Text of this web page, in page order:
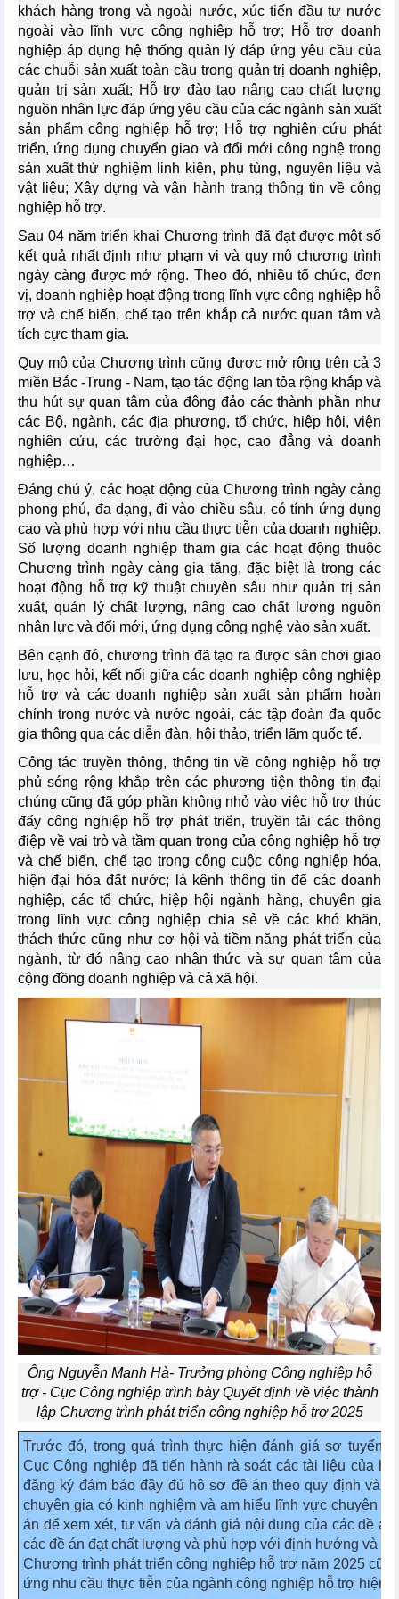
khách hàng trong và ngoài nước, xúc tiến đầu tư nước
ngoài vào lĩnh vực công nghiệp hỗ trợ; Hỗ trợ doanh
nghiệp áp dụng hệ thống quản lý đáp ứng yêu cầu của
các chuỗi sản xuất toàn cầu trong quản trị doanh nghiệp,
quản trị sản xuất; Hỗ trợ đào tạo nâng cao chất lượng
nguồn nhân lực đáp ứng yêu cầu của các ngành sản xuất
sản phẩm công nghiệp hỗ trợ; Hỗ trợ nghiên cứu phát
triển, ứng dụng chuyển giao và đổi mới công nghệ trong
sản xuất thử nghiệm linh kiện, phụ tùng, nguyên liệu và
vật liệu; Xây dựng và vận hành trang thông tin về công
nghiệp hỗ trợ.
Sau 04 năm triển khai Chương trình đã đạt được một số
kết quả nhất định như phạm vi và quy mô chương trình
ngày càng được mở rộng. Theo đó, nhiều tổ chức, đơn
vị, doanh nghiệp hoạt động trong lĩnh vực công nghiệp hỗ
trợ và chế biến, chế tạo trên khắp cả nước quan tâm và
tích cực tham gia.
Quy mô của Chương trình cũng được mở rộng trên cả 3
miền Bắc -Trung - Nam, tạo tác động lan tỏa rộng khắp và
thu hút sự quan tâm của đông đảo các thành phần như
các Bộ, ngành, các địa phương, tổ chức, hiệp hội, viện
nghiên cứu, các trường đại học, cao đẳng và doanh
nghiệp…
Đáng chú ý, các hoạt động của Chương trình ngày càng
phong phú, đa dạng, đi vào chiều sâu, có tính ứng dụng
cao và phù hợp với nhu cầu thực tiễn của doanh nghiệp.
Số lượng doanh nghiệp tham gia các hoạt động thuộc
Chương trình ngày càng gia tăng, đặc biệt là trong các
hoạt động hỗ trợ kỹ thuật chuyên sâu như quản trị sản
xuất, quản lý chất lượng, nâng cao chất lượng nguồn
nhân lực và đổi mới, ứng dụng công nghệ vào sản xuất.
Bên cạnh đó, chương trình đã tạo ra được sân chơi giao
lưu, học hỏi, kết nối giữa các doanh nghiệp công nghiệp
hỗ trợ và các doanh nghiệp sản xuất sản phẩm hoàn
chỉnh trong nước và nước ngoài, các tập đoàn đa quốc
gia thông qua các diễn đàn, hội thảo, triển lãm quốc tế.
Công tác truyền thông, thông tin về công nghiệp hỗ trợ
phủ sóng rộng khắp trên các phương tiện thông tin đại
chúng cũng đã góp phần không nhỏ vào việc hỗ trợ thúc
đẩy công nghiệp hỗ trợ phát triển, truyền tải các thông
điệp về vai trò và tầm quan trọng của công nghiệp hỗ trợ
và chế biến, chế tạo trong công cuộc công nghiệp hóa,
hiện đại hóa đất nước; là kênh thông tin để các doanh
nghiệp, các tổ chức, hiệp hội ngành hàng, chuyên gia
trong lĩnh vực công nghiệp chia sẻ về các khó khăn,
thách thức cũng như cơ hội và tiềm năng phát triển của
ngành, từ đó nâng cao nhận thức và sự quan tâm của
cộng đồng doanh nghiệp và cả xã hội.
Ông Nguyễn Mạnh Hà- Trưởng phòng Công nghiệp hỗ
trợ - Cục Công nghiệp trình bày Quyết định về việc thành
lập Chương trình phát triển công nghiệp hỗ trợ 2025
Trước đó, trong quá trình thực hiện đánh giá sơ tuyển
Cục Công nghiệp đã tiến hành rà soát các tài liệu của
đăng ký đảm bảo đầy đủ hồ sơ đề án theo quy định và
chuyên gia có kinh nghiệm và am hiểu lĩnh vực chuyên
án để xem xét, tư vấn và đánh giá nội dung của các đề
các đề án đạt chất lượng và phù hợp với định hướng và
Chương trình phát triển công nghiệp hỗ trợ năm 2025
ứng nhu cầu thực tiễn của ngành công nghiệp hỗ trợ hiện